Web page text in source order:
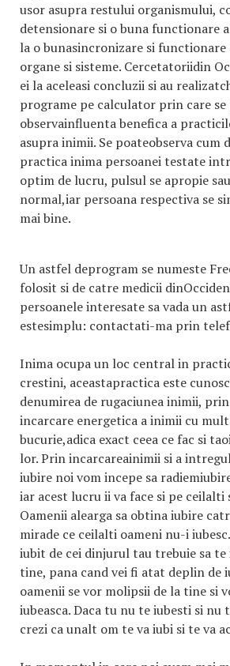
usor asupra restului organismului,
detensionare si o buna functionare
la o bunasincronizare si
organe si sisteme. Cercetatoriidin
ei la aceleasi concluzii si au
programe pe calculator prin care se
observainfluenta benefica a
asupra inimii. Se poateobserva cum
practica inima persoanei testate
optim de lucru, pulsul se apropie
normal,iar persoana respectiva se
mai bine.
Un astfel deprogram se numeste
folosit si de catre medicii
persoanele interesate sa vada un
estesimplu: contactati-ma prin
Inima ocupa un loc central in
crestini, aceastapractica este
denumirea de rugaciunea inimii,
incarcare energetica a inimii cu
bucurie,adica exact ceea ce fac si
lor. Prin incarcareainimii si a
iubire noi vom incepe sa
iar acest lucru ii va face si pe ceilalti
Oamenii alearga sa obtina iubire
mirade ce ceilalti oameni nu-i
iubit de cei dinjurul tau trebuie sa
tine, pana cand vei fi atat deplin de
oamenii se vor molipsii de la tine si
iubeasca. Daca tu nu te iubesti si nu
crezi ca unalt om te va iubi si te va